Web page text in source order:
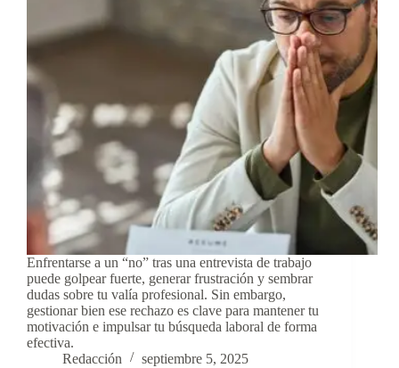
Enfrentarse a un “no” tras una entrevista de trabajo
puede golpear fuerte, generar frustración y sembrar
dudas sobre tu valía profesional. Sin embargo,
gestionar bien ese rechazo es clave para mantener tu
motivación e impulsar tu búsqueda laboral de forma
efectiva.
Redacción
septiembre 5, 2025